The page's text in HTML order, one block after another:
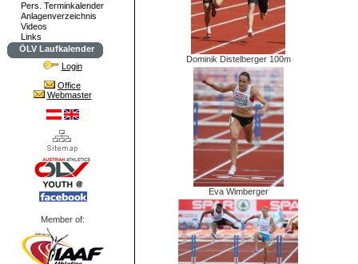
Pers. Terminkalender
Anlagenverzeichnis
Videos
Links
ÖLV Laufkalender
Login
Office
Webmaster
Member of:
Dominik Distelberger 100m
Eva Wimberger